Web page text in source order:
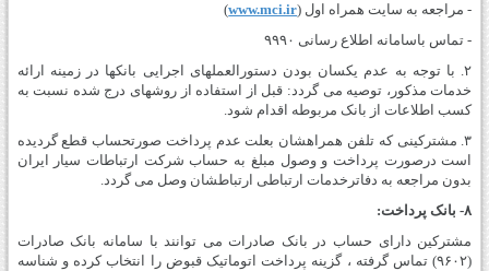
- مراجعه به سایت همراه اول (www.mci.ir
)
- تماس باسامانه اطلاع رسانی ۹۹۹۰
۲. با توجه به عدم یکسان بودن دستورالعمل­های اجرایی بانکها در زمینه ارائه
خدمات مذکور، توصیه می­ گردد: قبل از استفاده از روشهای درج شده نسبت به
کسب اطلاعات از بانک مربوطه اقدام شود.
۳. مشترکینی که تلفن­ همراه­شان بعلت عدم پرداخت صورتحساب قطع گردیده
است درصورت پرداخت و وصول مبلغ به حساب شرکت ارتباطات سیار ایران
بدون مراجعه به دفاترخدمات ارتباطی ارتباطشان وصل می­ گردد.
۸- بانک پرداخت:
مشترکین دارای حساب در بانک صادرات می توانند با سامانه بانک صادرات
(۹۶۰۲) تماس گرفته ، گزینه پرداخت اتوماتیک قبوض را انتخاب کرده و شناسه